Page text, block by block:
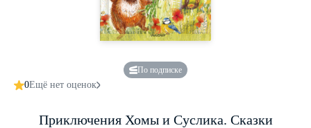
По подписке
0Ещё нет оценок
Приключения Хомы и Суслика. Сказки